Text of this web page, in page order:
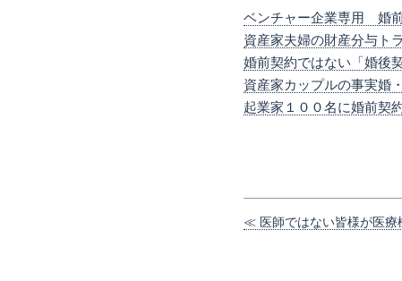
ベンチャー企業専用 婚
資産家夫婦の財産分与ト
婚前契約ではない「婚後
資産家カップルの事実婚
起業家１００名に婚前契
医師ではない皆様が医